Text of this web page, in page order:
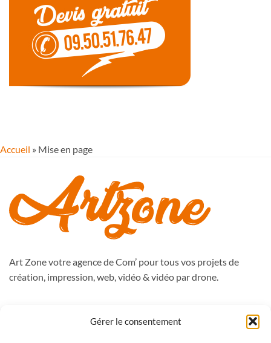
Gérer le consentement
Accueil » Mise en page
Art Zone votre agence de Com’ pour tous vos projets de
création, impression, web, vidéo & vidéo par drone.
988, route de Péronne